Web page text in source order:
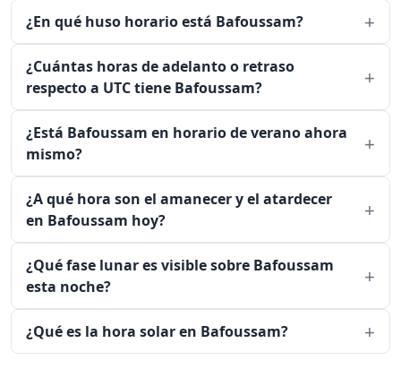
¿En qué huso horario está Bafoussam?
¿Cuántas horas de adelanto o retraso
respecto a UTC tiene Bafoussam?
¿Está Bafoussam en horario de verano ahora
mismo?
¿A qué hora son el amanecer y el atardecer
en Bafoussam hoy?
¿Qué fase lunar es visible sobre Bafoussam
esta noche?
¿Qué es la hora solar en Bafoussam?